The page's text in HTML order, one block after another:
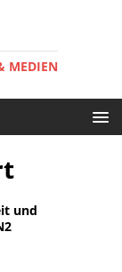
MEDIEN
und